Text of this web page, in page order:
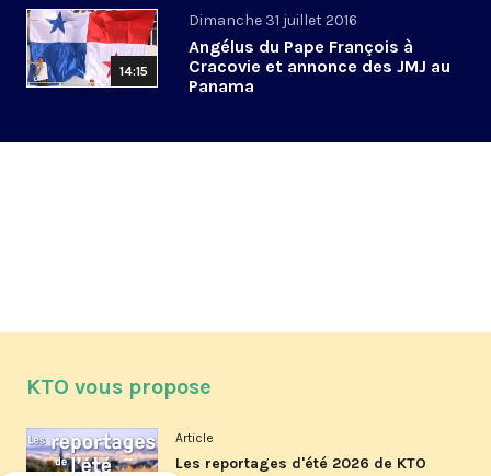
14:15
Dimanche 31 juillet 2016
Angélus du Pape François à
Cracovie et annonce des JMJ au
Panama
KTO vous propose
Article
Les reportages d'été 2026 de KTO